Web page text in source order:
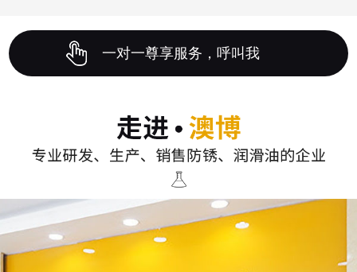
一对一尊享服务，呼叫我